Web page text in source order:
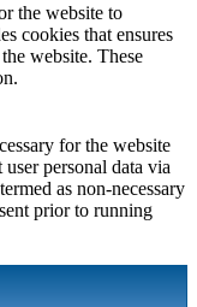
the website to
cookies that ensures
website. These
for the website
personal data via
as non-necessary
prior to running